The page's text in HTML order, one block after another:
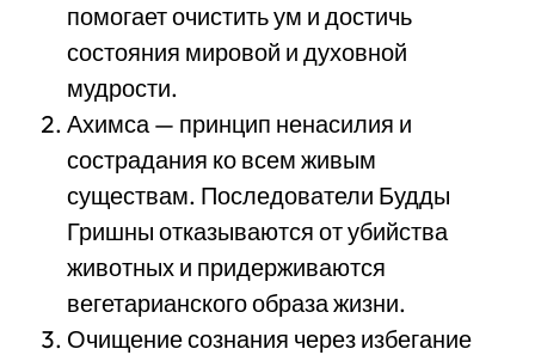
помогает очистить ум и достичь
состояния мировой и духовной
мудрости.
Ахимса — принцип ненасилия и
сострадания ко всем живым
существам. Последователи Будды
Гришны отказываются от убийства
животных и придерживаются
вегетарианского образа жизни.
Очищение сознания через избегание